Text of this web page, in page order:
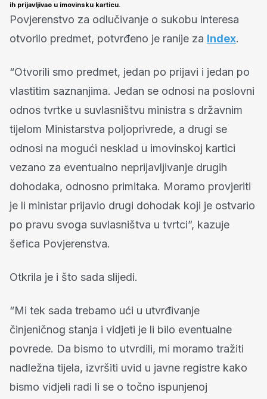
ih prijavljivao u imovinsku karticu.
Povjerenstvo za odlučivanje o sukobu interesa
otvorilo predmet, potvrđeno je ranije za Index.
“Otvorili smo predmet, jedan po prijavi i jedan po
vlastitim saznanjima. Jedan se odnosi na poslovni
odnos tvrtke u suvlasništvu ministra s državnim
tijelom Ministarstva poljoprivrede, a drugi se
odnosi na mogući nesklad u imovinskoj kartici
vezano za eventualno neprijavljivanje drugih
dohodaka, odnosno primitaka. Moramo provjeriti
je li ministar prijavio drugi dohodak koji je ostvario
po pravu svoga suvlasništva u tvrtci”, kazuje
šefica Povjerenstva.
Otkrila je i što sada slijedi.
“Mi tek sada trebamo ući u utvrđivanje
činjeničnog stanja i vidjeti je li bilo eventualne
povrede. Da bismo to utvrdili, mi moramo tražiti
nadležna tijela, izvršiti uvid u javne registre kako
bismo vidjeli radi li se o točno ispunjenoj